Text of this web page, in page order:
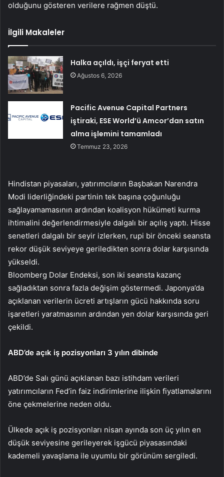
olduğunu gösteren verilere rağmen düştü.
İlgili Makaleler
Halka açıldı, işçi feryat etti
Ağustos 6, 2026
Pacific Avenue Capital Partners
iştiraki, ESE World’ü Amcor’dan satın
alma işlemini tamamladı
Temmuz 23, 2026
Hindistan piyasaları, yatırımcıların Başbakan Narendra
Modi liderliğindeki partinin tek başına çoğunluğu
sağlayamamasının ardından koalisyon hükümeti kurma
ihtimalini değerlendirmesiyle dalgalı bir açılış yaptı. Hisse
senetleri dalgalı bir seyir izlerken, rupi bir önceki seansta
rekor düşük seviyeye geriledikten sonra dolar karşısında
yükseldi.
Bloomberg Dolar Endeksi, son iki seansta kazanç
sağladıktan sonra fazla değişim göstermedi. Japonya’da
açıklanan verilerin ücreti artışların gücü hakkında soru
işaretleri yaratmasının ardından yen dolar karşısında geri
çekildi.
ABD’de açık iş pozisyonları 3 yılın dibinde
ABD’de Salı günü açıklanan bazı istihdam verileri
yatırımcıların Fed’in faiz indirimlerine ilişkin fiyatlamalarını
öne çekmelerine neden oldu.
Ülkede açık iş pozisyonları nisan ayında son üç yılın en
düşük seviyesine gerileyerek işgücü piyasasındaki
kademeli yavaşlama ile uyumlu bir görünüm sergiledi.